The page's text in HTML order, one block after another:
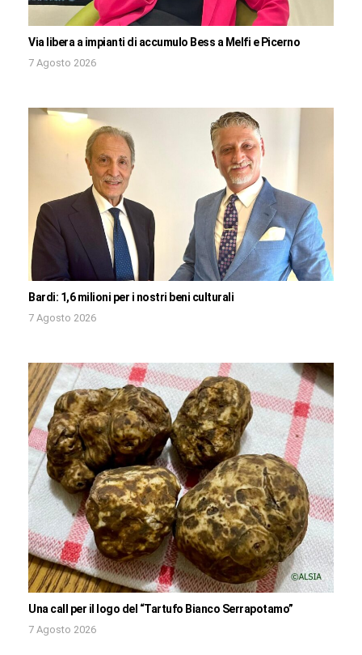
Via libera a impianti di accumulo Bess a Melfi e Picerno
7 Agosto 2026
Bardi: 1,6 milioni per i nostri beni culturali
7 Agosto 2026
Una call per il logo del “Tartufo Bianco Serrapotamo”
7 Agosto 2026